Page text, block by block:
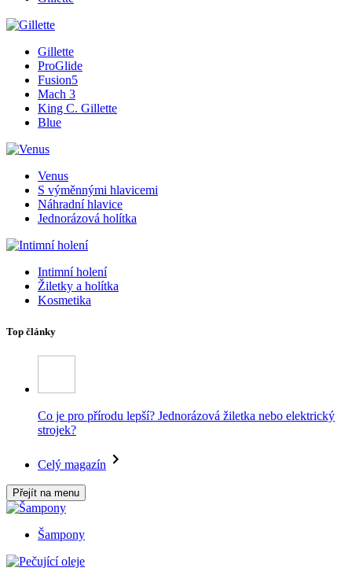
Gillette
ProGlide
Fusion5
Mach 3
King C. Gillette
Blue
Venus
S výměnnými hlavicemi
Náhradní hlavice
Jednorázová holítka
Intimní holení
Žiletky a holítka
Kosmetika
Top články
Co je pro přírodu lepší? Jednorázová žiletka nebo elektrický
strojek?
Celý magazín
Přejít na menu
Šampony